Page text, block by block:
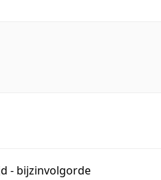
- bijzinvolgorde